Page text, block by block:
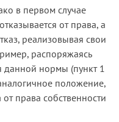
в первом случае
от права, а
реализовывая свои
распоряжаясь
данной нормы (пункт 1
положение,
права собственности